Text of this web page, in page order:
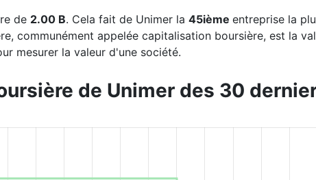
de 2.00 B. Cela fait de Unimer la 45ième entreprise la
communément appelée capitalisation boursière, est la
mesurer la valeur d'une société.
de Unimer des 30